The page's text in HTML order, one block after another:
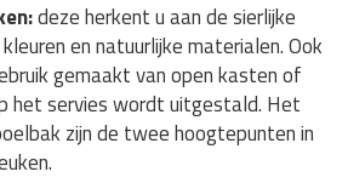
deze herkent u aan de sierlijke
en natuurlijke materialen. Ook
gemaakt van open kasten of
het servies wordt uitgestald. Het
zijn de twee hoogtepunten in